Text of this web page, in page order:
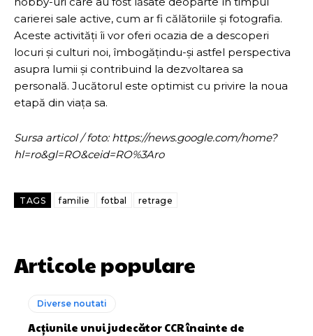
carierei sale active, cum ar fi călătoriile și fotografia.
Aceste activități îi vor oferi ocazia de a descoperi
locuri și culturi noi, îmbogățindu-și astfel perspectiva
asupra lumii și contribuind la dezvoltarea sa
personală. Jucătorul este optimist cu privire la noua
etapă din viața sa.
Sursa articol / foto: https://news.google.com/home?
hl=ro&gl=RO&ceid=RO%3Aro
TAGS familie fotbal retrage
Articole populare
Diverse noutati
Acțiunile unui judecător CCR înainte de